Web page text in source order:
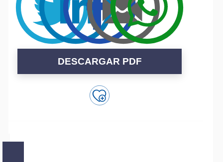
DESCARGAR PDF